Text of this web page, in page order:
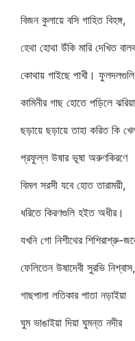
বিজন কুলায়ে বসি গাহিত বিহঙ্গ,
হেথা হোথা উঁকি মারি দেখিত
কোথায় গাইছে পাখী।
কামিনীর গাছ হোতে পড়িলে ঝরিয়া
ছড়ায়ে ছড়ায়ে তাহা করিত কি
প্রফুল্ল উষার ভূষা অরুণকিরণে
বিমল সরসী যবে হোত তারাময়ী,
ধরিতে কিরণগুলি হইত অধীর।
যখনি গো নিশীথের শিশিরাশ্রু-
ফেলিতেন উষাদেবী সুরভি নিশ্বাস,
গাছপালা লতিকার পাতা নড়াইয়া
ঘুম ভাঙাইয়া দিয়া ঘুমন্ত নদীর